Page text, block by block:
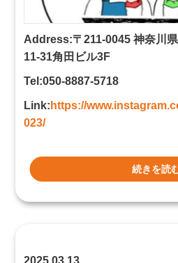
Address:〒211-0045 神奈川
11-31角田ビル3F
Tel:050-8887-5718
Link: https://
023/
続きを読